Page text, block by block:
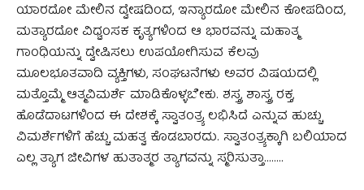
ಯಾರದೋ ಮೇಲಿನ ದ್ವೇಷದಿಂದ, ಇನ್ಯಾರದೋ ಮೇಲಿನ ಕೋಪದಿಂದ,
ಮತ್ಯಾರದೋ ವಿಧ್ವಂಸಕ ಕೃತ್ಯಗಳಿಂದ ಆ ಭಾರವನ್ನು ಮಹಾತ್ಮ
ಗಾಂಧಿಯನ್ನು ದ್ವೇಷಿಸಲು ಉಪಯೋಗಿಸುವ ಕೆಲವು
ಮೂಲಭೂತವಾದಿ ವ್ಯಕ್ತಿಗಳು, ಸಂಘಟನೆಗಳು ಅವರ ವಿಷಯದಲ್ಲಿ
ಮತ್ತೊಮ್ಮೆ ಆತ್ಮವಿಮರ್ಶೆ ಮಾಡಿಕೊಳ್ಳಬೇಕು. ಶಸ್ತ್ರ, ಶಾಸ್ತ್ರ, ರಕ್ತ,
ಹೊಡೆದಾಟಗಳಿಂದ ಈ ದೇಶಕ್ಕೆ ಸ್ವಾತಂತ್ರ್ಯ ಲಭಿಸಿದೆ ಎನ್ನುವ ಹುಚ್ಚು
ವಿಮರ್ಶೆಗಳಿಗೆ ಹೆಚ್ಚು ಮಹತ್ವ ಕೊಡಬಾರದು. ಸ್ವಾತಂತ್ರ್ಯಕ್ಕಾಗಿ ಬಲಿಯಾದ
ಎಲ್ಲ ತ್ಯಾಗ ಜೀವಿಗಳ ಹುತಾತ್ಮರ ತ್ಯಾಗವನ್ನು ಸ್ಮರಿಸುತ್ತಾ……..